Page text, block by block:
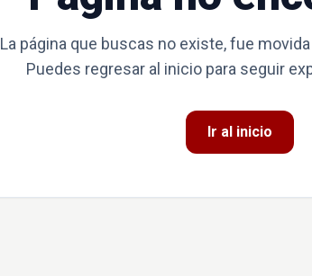
La página que buscas no existe, fue
Puedes regresar al inicio para seguir
Ir al inicio